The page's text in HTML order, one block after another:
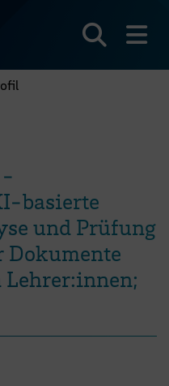
basierte
und Prüfung
Dokumente